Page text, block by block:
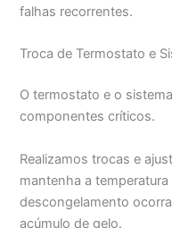
falhas recorrentes.
Troca de Termostato e
O termostato e o
componentes críticos.
Realizamos trocas e
mantenha a
descongelamento
acúmulo de gelo.